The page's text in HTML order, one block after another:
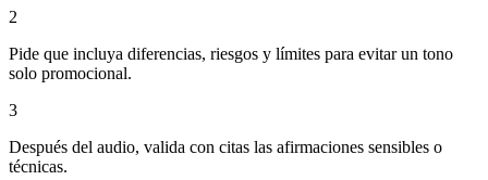
2
Pide que incluya diferencias, riesgos y límites para evitar un tono
solo promocional.
3
Después del audio, valida con citas las afirmaciones sensibles o
técnicas.